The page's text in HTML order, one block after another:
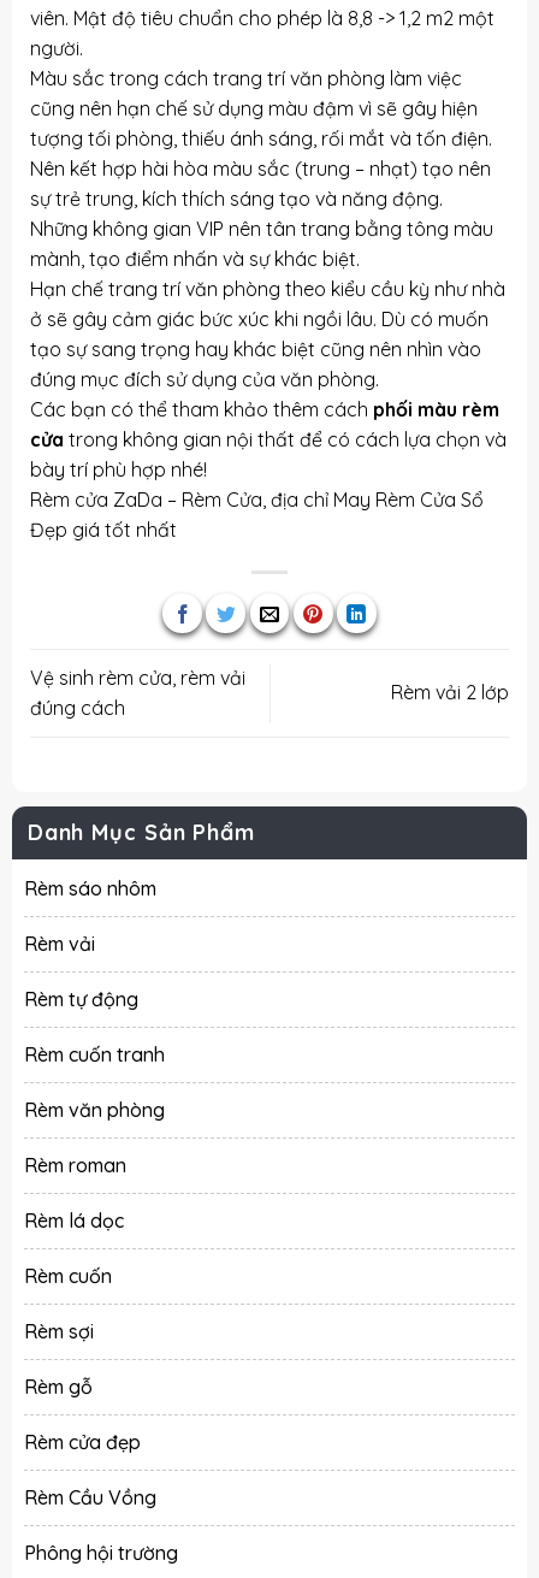
viên. Mật độ tiêu chuẩn cho phép là 8,8 -> 1,2 m2 một
người.
Màu sắc trong cách trang trí văn phòng làm việc
cũng nên hạn chế sử dụng màu đậm vì sẽ gây hiện
tượng tối phòng, thiếu ánh sáng, rối mắt và tốn điện.
Nên kết hợp hài hòa màu sắc (trung – nhạt) tạo nên
sự trẻ trung, kích thích sáng tạo và năng động.
Những không gian VIP nên tân trang bằng tông màu
mành, tạo điểm nhấn và sự khác biệt.
Hạn chế trang trí văn phòng theo kiểu cầu kỳ như nhà
ở sẽ gây cảm giác bức xúc khi ngồi lâu. Dù có muốn
tạo sự sang trọng hay khác biệt cũng nên nhìn vào
đúng mục đích sử dụng của văn phòng.
Các bạn có thể tham khảo thêm cách phối màu rèm
cửa trong không gian nội thất để có cách lựa chọn và
bày trí phù hợp nhé!
Rèm cửa ZaDa – Rèm Cửa, địa chỉ May Rèm Cửa Sổ
Đẹp giá tốt nhất
Vệ sinh rèm cửa, rèm vải
đúng cách
Rèm vải 2 lớp
Danh Mục Sản Phẩm
Rèm sáo nhôm
Rèm vải
Rèm tự động
Rèm cuốn tranh
Rèm văn phòng
Rèm roman
Rèm lá dọc
Rèm cuốn
Rèm sợi
Rèm gỗ
Rèm cửa đẹp
Rèm Cầu Vồng
Phông hội trường